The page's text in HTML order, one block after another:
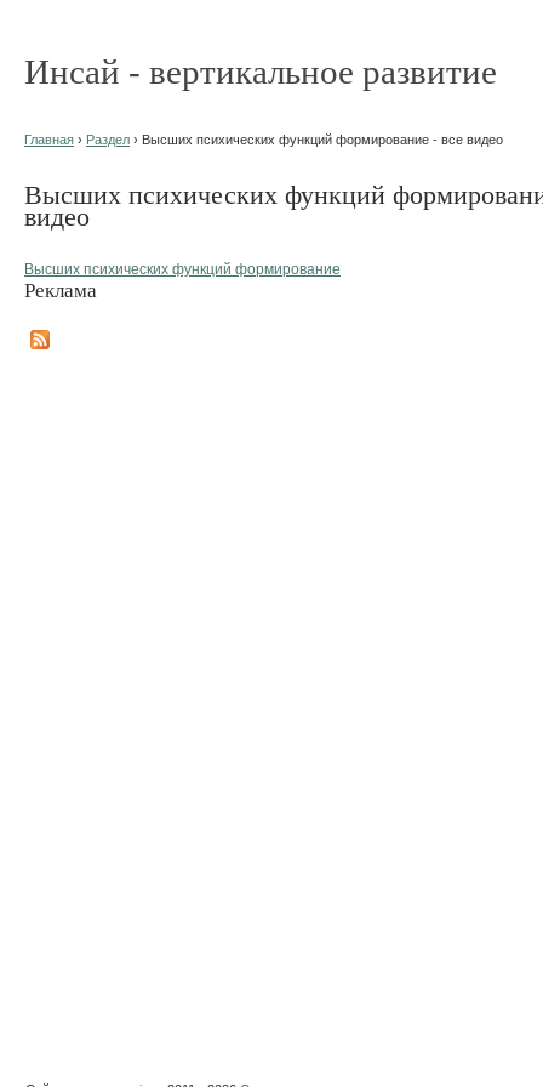
Инсай - вертикальное развитие
Главная › Раздел › Высших психических функций формирование - все видео
Высших психических функций
видео
Высших психических функций формирование
Реклама